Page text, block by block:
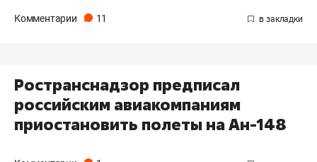
Комментарии 11
Ространснадзор предписал
российским авиакомпаниям
приостановить полеты на Ан-148